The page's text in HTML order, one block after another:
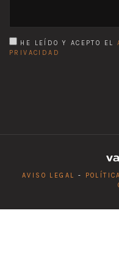
HE LEÍDO Y ACEPTO EL
PRIVACIDAD
AVISO LEGAL -